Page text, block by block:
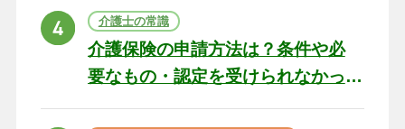
ト
介護士の常識
介護保険の申請方法は？条件や必
要なもの・認定を受けられなかっ